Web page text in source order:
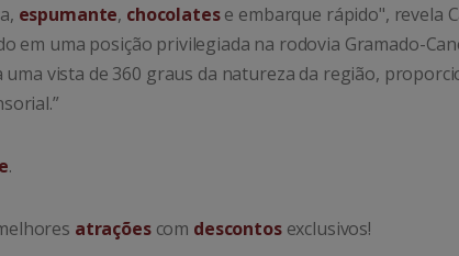
espumante, chocolates e embarque rápido", revela
em uma posição privilegiada na rodovia Gramado-
vista de 360 graus da natureza da região,
.
atrações com descontosexclusivos!